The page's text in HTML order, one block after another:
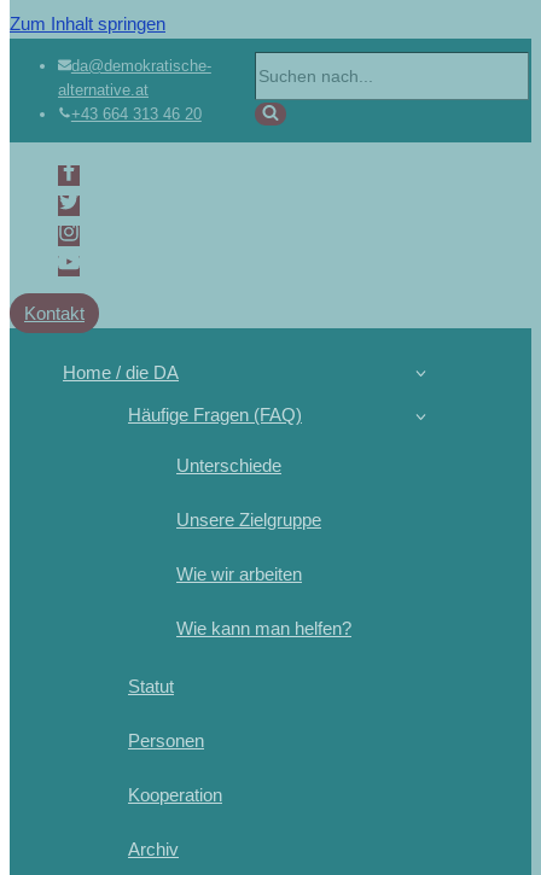
Zum Inhalt springen
da@demokratische-
alternative.at
+43 664 313 46 20
Kontakt
Home / die DA
Häufige Fragen (FAQ)
Unterschiede
Unsere Zielgruppe
Wie wir arbeiten
Wie kann man helfen?
Statut
Personen
Kooperation
Archiv